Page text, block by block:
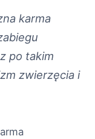
karma
po takim
zwierzęcia i